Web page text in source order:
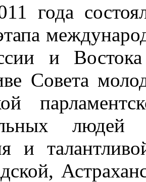
года
и Востока
Совета
людей
и